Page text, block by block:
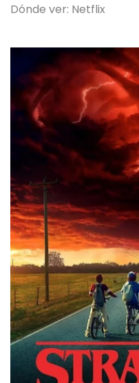
Dónde ver: Netflix